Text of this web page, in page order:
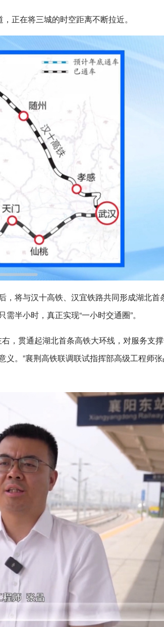
正在将三城的时空距离不断拉近。
，将与汉十高铁、汉宜铁路共同形成湖北首
半小时，真正实现“一小时交通圈”。
，贯通起湖北首条高铁大环线，对服务支
。”襄荆高铁联调联试指挥部高级工程师